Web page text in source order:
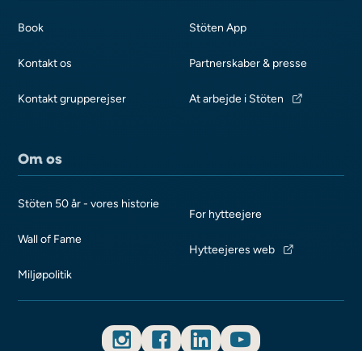
Book
Kontakt os
Kontakt grupperejser
Stöten App
Partnerskaber & presse
At arbejde i Stöten
Om os
Stöten 50 år - vores historie
Wall of Fame
Miljøpolitik
For hytteejere
Hytteejeres web